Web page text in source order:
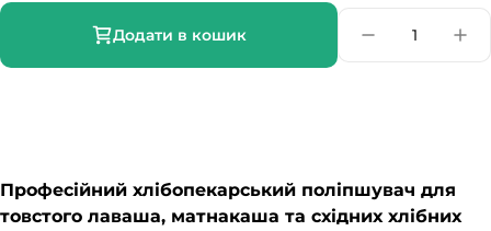
Додати в кошик
Професійний хлібопекарський поліпшувач для
товстого лаваша, матнакаша та східних хлібних